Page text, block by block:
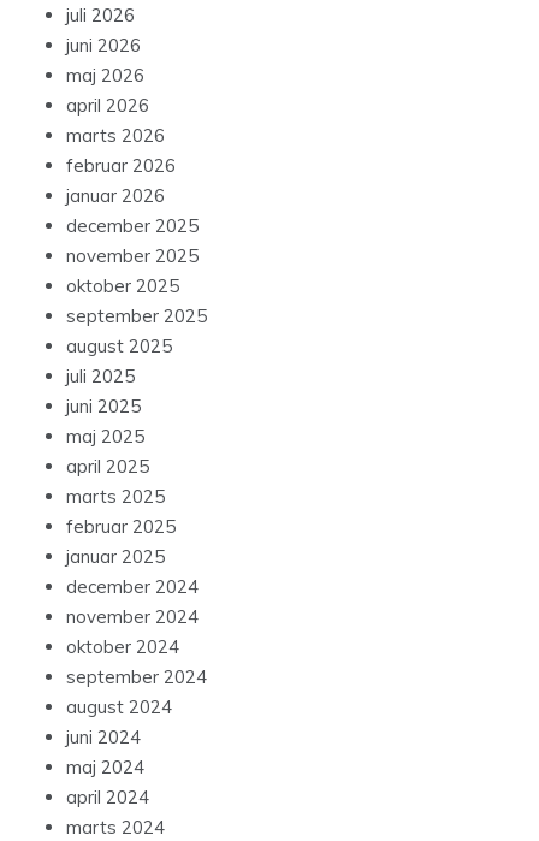
juli 2026
juni 2026
maj 2026
april 2026
marts 2026
februar 2026
januar 2026
december 2025
november 2025
oktober 2025
september 2025
august 2025
juli 2025
juni 2025
maj 2025
april 2025
marts 2025
februar 2025
januar 2025
december 2024
november 2024
oktober 2024
september 2024
august 2024
juni 2024
maj 2024
april 2024
marts 2024